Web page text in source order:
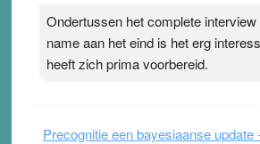
Pleisterplakkers in de topspsort ›[...]
Ondertussen het complete
name aan het eind is het erg
heeft zich prima voorbereid.
Precognitie een bayesiaanse update